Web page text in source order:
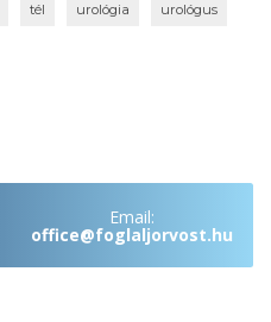
tél urológia urológus
Email:
office@foglaljorvost.hu